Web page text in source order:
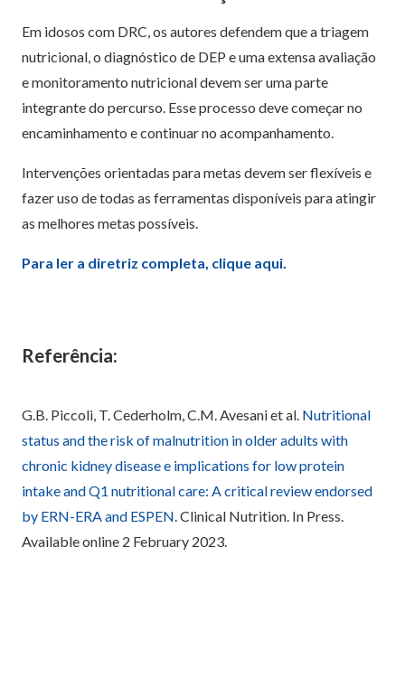
Em idosos com DRC, os autores defendem que a triagem
nutricional, o diagnóstico de DEP e uma extensa avaliação
e monitoramento nutricional devem ser uma parte
integrante do percurso. Esse processo deve começar no
encaminhamento e continuar no acompanhamento.
Intervenções orientadas para metas devem ser flexíveis e
fazer uso de todas as ferramentas disponíveis para atingir
as melhores metas possíveis.
Para ler a diretriz completa, clique aqui.
Referência:
G.B. Piccoli, T. Cederholm, C.M. Avesani et al. Nutritional
status and the risk of malnutrition in older adults with
chronic kidney disease e implications for low protein
intake and Q1 nutritional care: A critical review endorsed
by ERN-ERA and ESPEN. Clinical Nutrition. In Press.
Available online 2 February 2023.